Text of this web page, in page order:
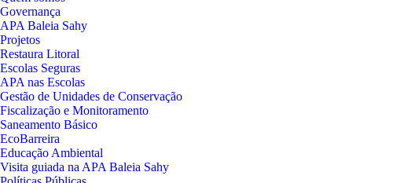
Governança
APA Baleia Sahy
Projetos
Restaura Litoral
Escolas Seguras
APA nas Escolas
Gestão de Unidades de Conservação
Fiscalização e Monitoramento
Saneamento Básico
EcoBarreira
Educação Ambiental
Visita guiada na APA Baleia Sahy